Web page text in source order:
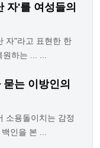
자'를 여성들의
자"라고 표현한 한
하는 ... ...
는 이방인의
소용돌이치는 감정
인을 본 ...